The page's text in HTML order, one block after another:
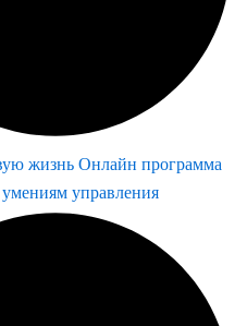
жизнь Онлайн программа
управления